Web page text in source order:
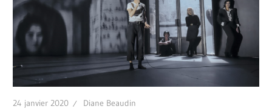
24 janvier 2020 Diane Beaudin